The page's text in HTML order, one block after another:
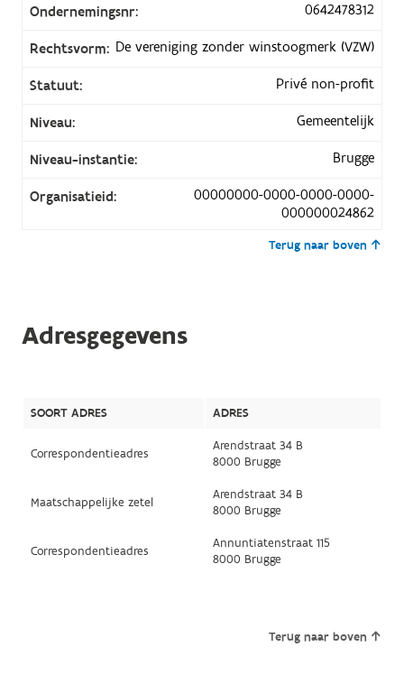
Ondernemingsnr: 0642478312
Rechtsvorm: De vereniging zonder winstoogmerk (VZW)
Statuut: Privé non-profit
Niveau: Gemeentelijk
Niveau-instantie: Brugge
Organisatieid:
00000000-0000-0000-0000-
000000024862
Terug naar boven
Adresgegevens
SOORT ADRES ADRES
Correspondentieadres
Arendstraat 34 B
8000 Brugge
Maatschappelijke zetel
Arendstraat 34 B
8000 Brugge
Correspondentieadres
Annuntiatenstraat 115
8000 Brugge
Terug naar boven